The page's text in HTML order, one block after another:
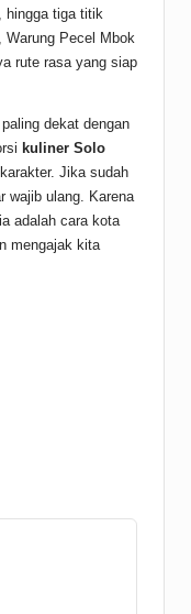
hingga tiga titik
Pecel Mbok
rute rasa yang siap
dekat dengan
kuliner Solo
Jika sudah
wajib ulang. Karena
adalah cara kota
mengajak kita